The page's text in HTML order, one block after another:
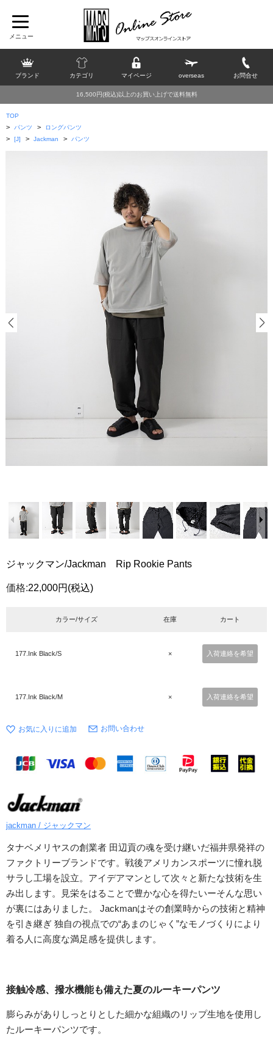
ブランド カテゴリ マイページ overseas お問合せ
16,500円(税込)以上のお買い上げで送料無料
TOP
> パンツ > ロングパンツ
> [J] > Jackman > パンツ
ジャックマン/Jackman Rip Rookie Pants
価格:22,000円 (税込)
カラー/サイズ 在庫 カート
177.Ink Black/S × 入荷連絡を希望
177.Ink Black/M × 入荷連絡を希望
お問い合わせ
jackman / ジャックマン
タナベメリヤスの創業者 田辺貢の魂を受け継いだ福井県発祥の
ファクトリーブランドです。戦後アメリカンスポーツに憧れ脱
サラし工場を設立。アイデアマンとして次々と新たな技術を生
み出します。見栄をはることで豊かな心を得たいーそんな思い
が裏にはありました。 Jackmanはその創業時からの技術と精神
を引き継ぎ 独自の視点での“あまのじゃく”なモノづくりにより
着る人に高度な満足感を提供します。
接触冷感、撥水機能も備えた夏のルーキーパンツ
膨らみがありしっとりとした細かな組織のリップ生地を使用し
たルーキーパンツです。